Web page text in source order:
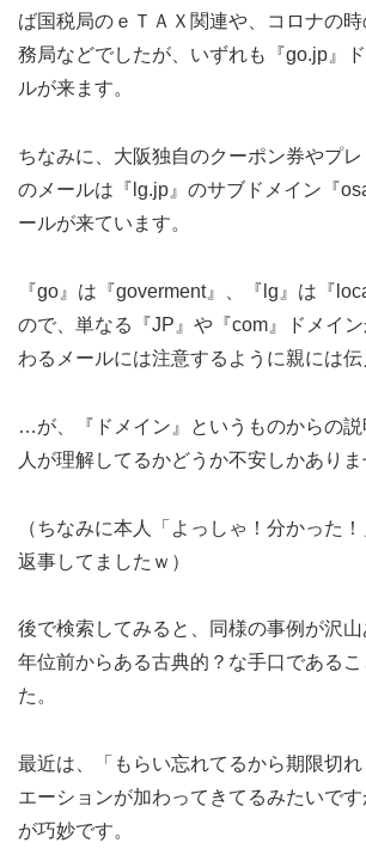
ば国税局のｅＴＡＸ関連や、コロナの
務局などでしたが、いずれも『go.jp』
ルが来ます。
ちなみに、大阪独自のクーポン券やプ
のメールは『lg.jp』のサブドメイン『
ールが来ています。
『go』は『goverment』、『lg』は『
ので、単なる『JP』や『com』ドメイ
わるメールには注意するように親には伝
…が、『ドメイン』というものからの
人が理解してるかどうか不安しかありま
（ちなみに本人「よっしゃ！分かった
返事してましたｗ）
後で検索してみると、同様の事例が沢山
年位前からある古典的？な手口である
た。
最近は、「もらい忘れてるから期限切れ
エーションが加わってきてるみたいで
が巧妙です。